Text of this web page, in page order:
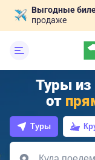
Выгодные
продаже
Туры из
от
Туры